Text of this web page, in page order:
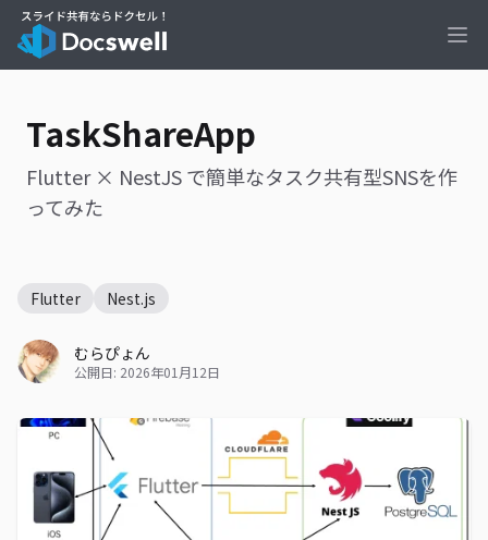
TaskShareApp
Flutter × NestJS で簡単なタスク共有型SNSを作
ってみた
Flutter Nest.js
むらぴょん
公開日: 2026年01月12日